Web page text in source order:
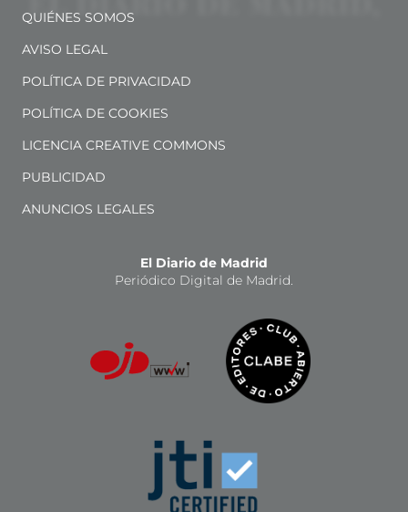
QUIÉNES SOMOS
AVISO LEGAL
POLÍTICA DE PRIVACIDAD
POLÍTICA DE COOKIES
LICENCIA CREATIVE COMMONS
PUBLICIDAD
ANUNCIOS LEGALES
El Diario de Madrid
Periódico Digital de Madrid.